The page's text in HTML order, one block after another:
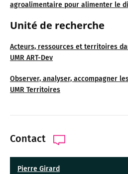
agroalimentaire pour alimenter le
Unité de recherche
Acteurs, ressources et territoires
UMR ART-Dev
Observer, analyser, accompagner
UMR Territoires
Contact
Pierre Girard